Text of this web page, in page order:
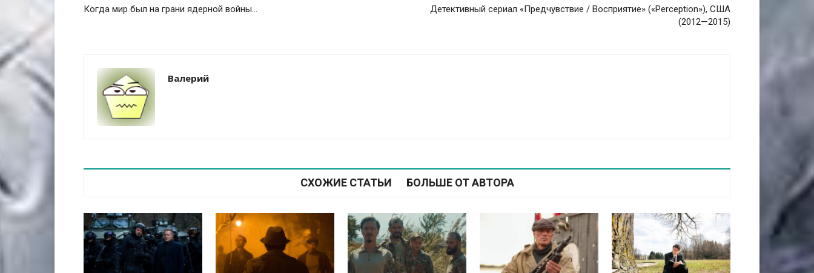
Когда мир был на грани ядерной войны...
Детективный сериал «Предчувствие / Восприятие» («Perception»), США
(2012—2015)
Валерий
СХОЖИЕ СТАТЬИ БОЛЬШЕ ОТ АВТОРА